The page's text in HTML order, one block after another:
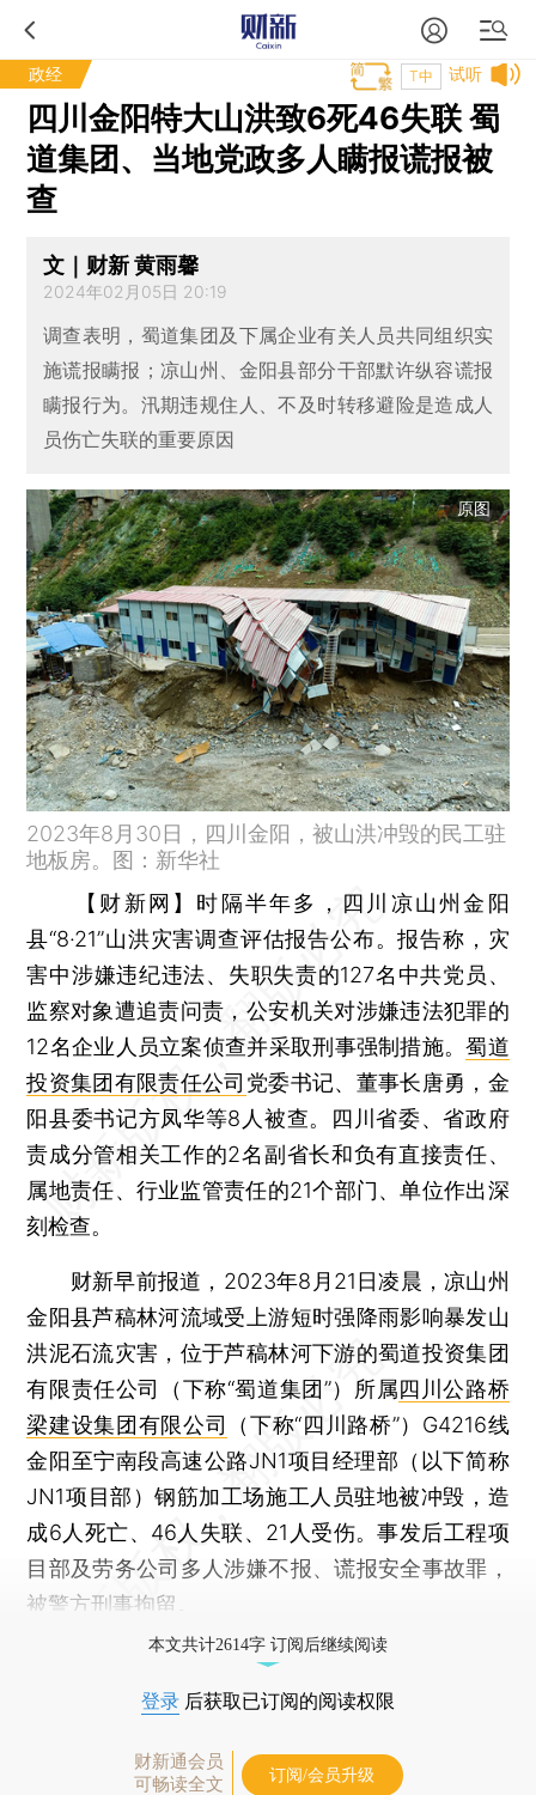
政经 试听
T中
四川金阳特大山洪致6死46失联 蜀
道集团、当地党政多人瞒报谎报被
查
文｜财新 黄雨馨
2024年02月05日 20:19
调查表明，蜀道集团及下属企业有关人员共同组织实
施谎报瞒报；凉山州、金阳县部分干部默许纵容谎报
瞒报行为。汛期违规住人、不及时转移避险是造成人
员伤亡失联的重要原因
原图
2023年8月30日，四川金阳，被山洪冲毁的民工驻
地板房。图：新华社
【财新网】 时隔半年多，四川凉山州金阳
县“8·21”山洪灾害调查评估报告公布。报告称，灾
害中涉嫌违纪违法、失职失责的127名中共党员、
监察对象遭追责问责，公安机关对涉嫌违法犯罪的
12名企业人员立案侦查并采取刑事强制措施。蜀道
投资集团有限责任公司 党委书记、董事长唐勇，金
阳县委书记方凤华等8人被查。四川省委、省政府
责成分管相关工作的2名副省长和负有直接责任、
属地责任、行业监管责任的21个部门、单位作出深
刻检查。
财新早前报道，2023年8月21日凌晨，凉山州
金阳县芦稿林河流域受上游短时强降雨影响暴发山
洪泥石流灾害，位于芦稿林河下游的蜀道投资集团
有限责任公司（下称“蜀道集团”）所属四川公路桥
梁建设集团有限公司
（下称“四川路桥”）G4216线
金阳至宁南段高速公路JN1项目经理部（以下简称
JN1项目部）钢筋加工场施工人员驻地被冲毁，造
成6人死亡、46人失联、21人受伤。事发后工程项
目部及劳务公司多人涉嫌不报、谎报安全事故罪，
被警方刑事拘留。
本文共计2614字 订阅后继续阅读
登录 后获取已订阅的阅读权限
财新通会员
可畅读全文
订阅/会员升级